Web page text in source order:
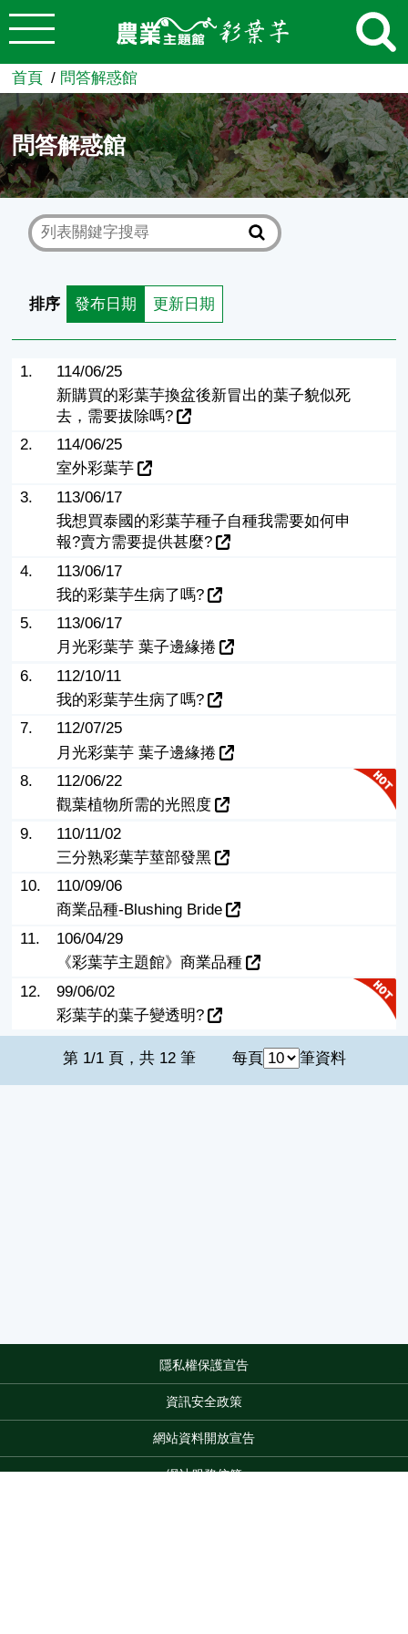
跳到主要內容
農業知識入口網
首頁 問答解惑館
問答解惑館
排序 發布日期 更新日期
1.
114/06/25
新購買的彩葉芋換盆後新冒出的葉子貌似死
去，需要拔除嗎?
2.
114/06/25
室外彩葉芋
3.
113/06/17
我想買泰國的彩葉芋種子自種我需要如何申
報?賣方需要提供甚麼?
4.
113/06/17
我的彩葉芋生病了嗎?
5.
113/06/17
月光彩葉芋 葉子邊緣捲
6.
112/10/11
我的彩葉芋生病了嗎?
7.
112/07/25
月光彩葉芋 葉子邊緣捲
8.
112/06/22
觀葉植物所需的光照度
9.
110/11/02
三分熟彩葉芋莖部發黑
10.
110/09/06
商業品種-Blushing Bride
11.
106/04/29
《彩葉芋主題館》商業品種
12.
99/06/02
彩葉芋的葉子變透明?
第 1/1 頁，共 12 筆 每頁 筆資料
隱私權保護宣告
資訊安全政策
網站資料開放宣告
網站服務信箱